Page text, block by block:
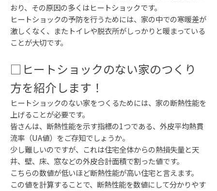
おり、その原因の多くはヒートショックです。
ヒートショックの予防を行うためには、家の中での寒暖差が
激しくなく、またトイレや脱衣所がしっかりと暖まっている
ことが大切です。
□ヒートショックのない家のつくり
方を紹介します！
ヒートショックのない家をつくるためには、家の断熱性能を
上げることが必要です。
皆さんは、断熱性能を示す指標の1つである、外皮平均熱貫
流率（UA値）をご存知でしょうか。
少し難しいのですが、これは住宅全体からの熱損失量と天
井、壁、床、窓などの外皮合計面積で割った値です。
こちらの数値が低いほど断熱性能が高い住宅と言えます。
この値を計算することで、断熱性能を数値にして分かりやす